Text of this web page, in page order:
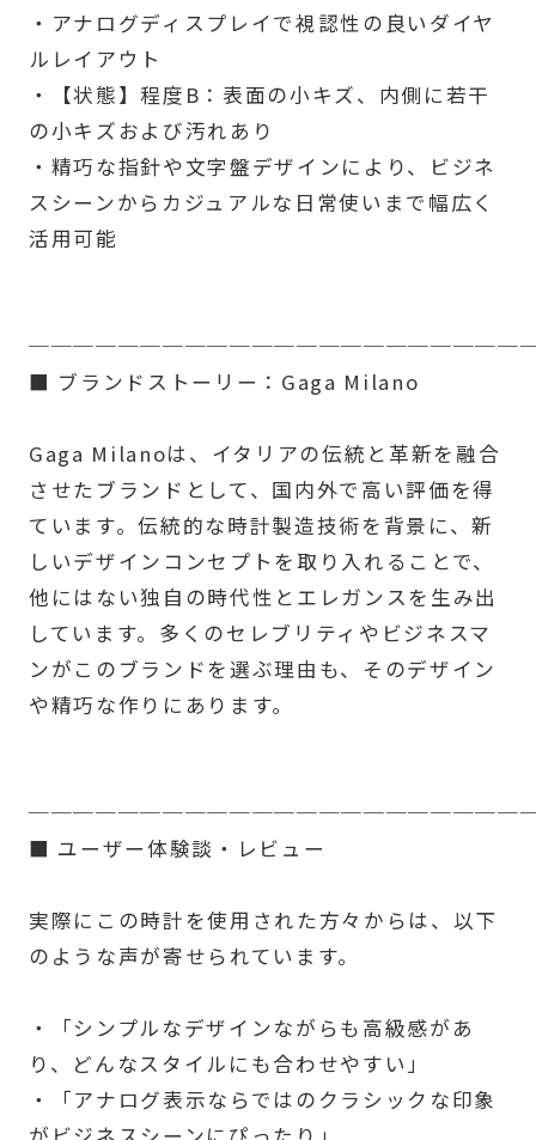
・アナログディスプレイで視認性の良いダイヤ
ルレイアウト
・【状態】程度B：表面の小キズ、内側に若干
の小キズおよび汚れあり
・精巧な指針や文字盤デザインにより、ビジネ
スシーンからカジュアルな日常使いまで幅広く
活用可能
■ ブランドストーリー：Gaga Milano
Gaga Milanoは、イタリアの伝統と革新を融合
させたブランドとして、国内外で高い評価を得
ています。伝統的な時計製造技術を背景に、新
しいデザインコンセプトを取り入れることで、
他にはない独自の時代性とエレガンスを生み出
しています。多くのセレブリティやビジネスマ
ンがこのブランドを選ぶ理由も、そのデザイン
や精巧な作りにあります。
■ ユーザー体験談・レビュー
実際にこの時計を使用された方々からは、以下
のような声が寄せられています。
・「シンプルなデザインながらも高級感があ
り、どんなスタイルにも合わせやすい」
・「アナログ表示ならではのクラシックな印象